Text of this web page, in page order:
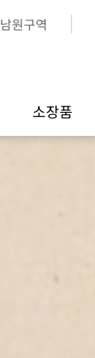
남원구역
소장품